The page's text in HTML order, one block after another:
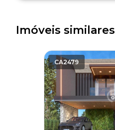
Imóveis similares
CA2479